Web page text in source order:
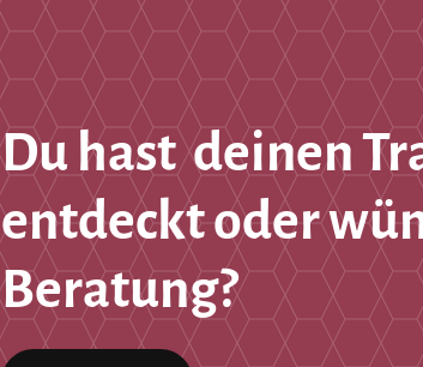
Du hast deinen
entdeckt oder
Beratung?